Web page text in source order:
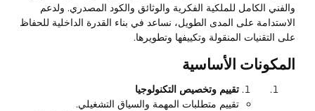
والفني الكامل للملكية الفكرية والوثائق والكود المصدري. ولدعم
الاستدامة على المدى الطويل، نساعد في بناء القدرة الداخلية للحفاظ
على التقنيات المنقولة وتكييفها وتطويرها.
المكونات الأساسية
تقييم وتخصيص التكنولوجيا
تقييم متطلبات المهمة والسياق التشغيلي.